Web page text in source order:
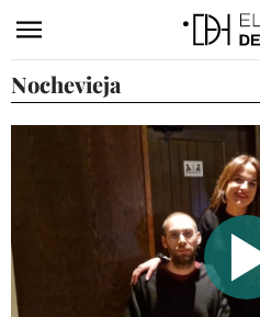
ACTUALIDAD
ECONOMÍA
AGROALIMENTACIÓN
Nochevieja